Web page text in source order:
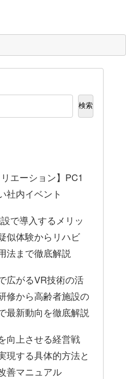
検索
エーション】PC1
社内イベント
で導入するメリッ
似体験からリハビ
法まで徹底解説
広がるVR技術の活
修から高齢者施設の
最新動向を徹底解説
向上させる経営戦
現する具体的方法と
善マニュアル